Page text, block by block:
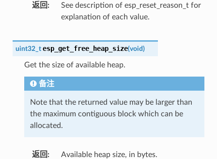
返回
See description of esp_reset_reason_t for
explanation of each value.
uint32_t esp_get_free_heap_size(void)
Get the size of available heap.
备注
Note that the returned value may be larger than
the maximum contiguous block which can be
allocated.
返回 Available heap size, in bytes.